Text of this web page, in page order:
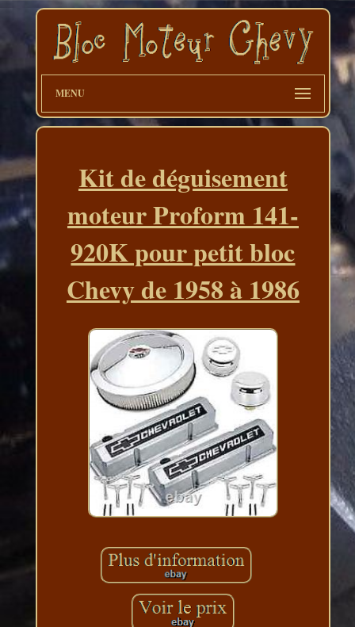
MENU
Kit de déguisement
moteur Proform 141-
920K pour petit bloc
Chevy de 1958 à 1986